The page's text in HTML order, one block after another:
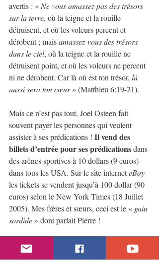
avertis : « Ne vous amassez pas des trésors
sur la terre, où la teigne et la rouille
détruisent, et où les voleurs percent et
dérobent ; mais amassez-vous des trésors
dans le ciel, où la teigne et la rouille ne
détruisent point, et où les voleurs ne percent
ni ne dérobent. Car là où est ton trésor, là
aussi sera ton cœur » (Matthieu 6:19-21).
Mais ce n’est pas tout, Joel Osteen fait
souvent payer les personnes qui veulent
assister à ses prédications ! Il vend des
billets d’entrée pour ses prédications dans
des arènes sportives à 10 dollars (9 euros)
dans tous les USA. Sur le site internet eBay
les tickets se vendent jusqu’à 100 dollar (90
euros) selon le New York Times (18 Juillet
2005). Mes frères et sœurs, ceci est le « gain
sordide » dont parlait Pierre !
https://www.youtube.com/watch?
v=yR4vqaENc5U&list=PLlsUq6g4GHxy4Ynkm